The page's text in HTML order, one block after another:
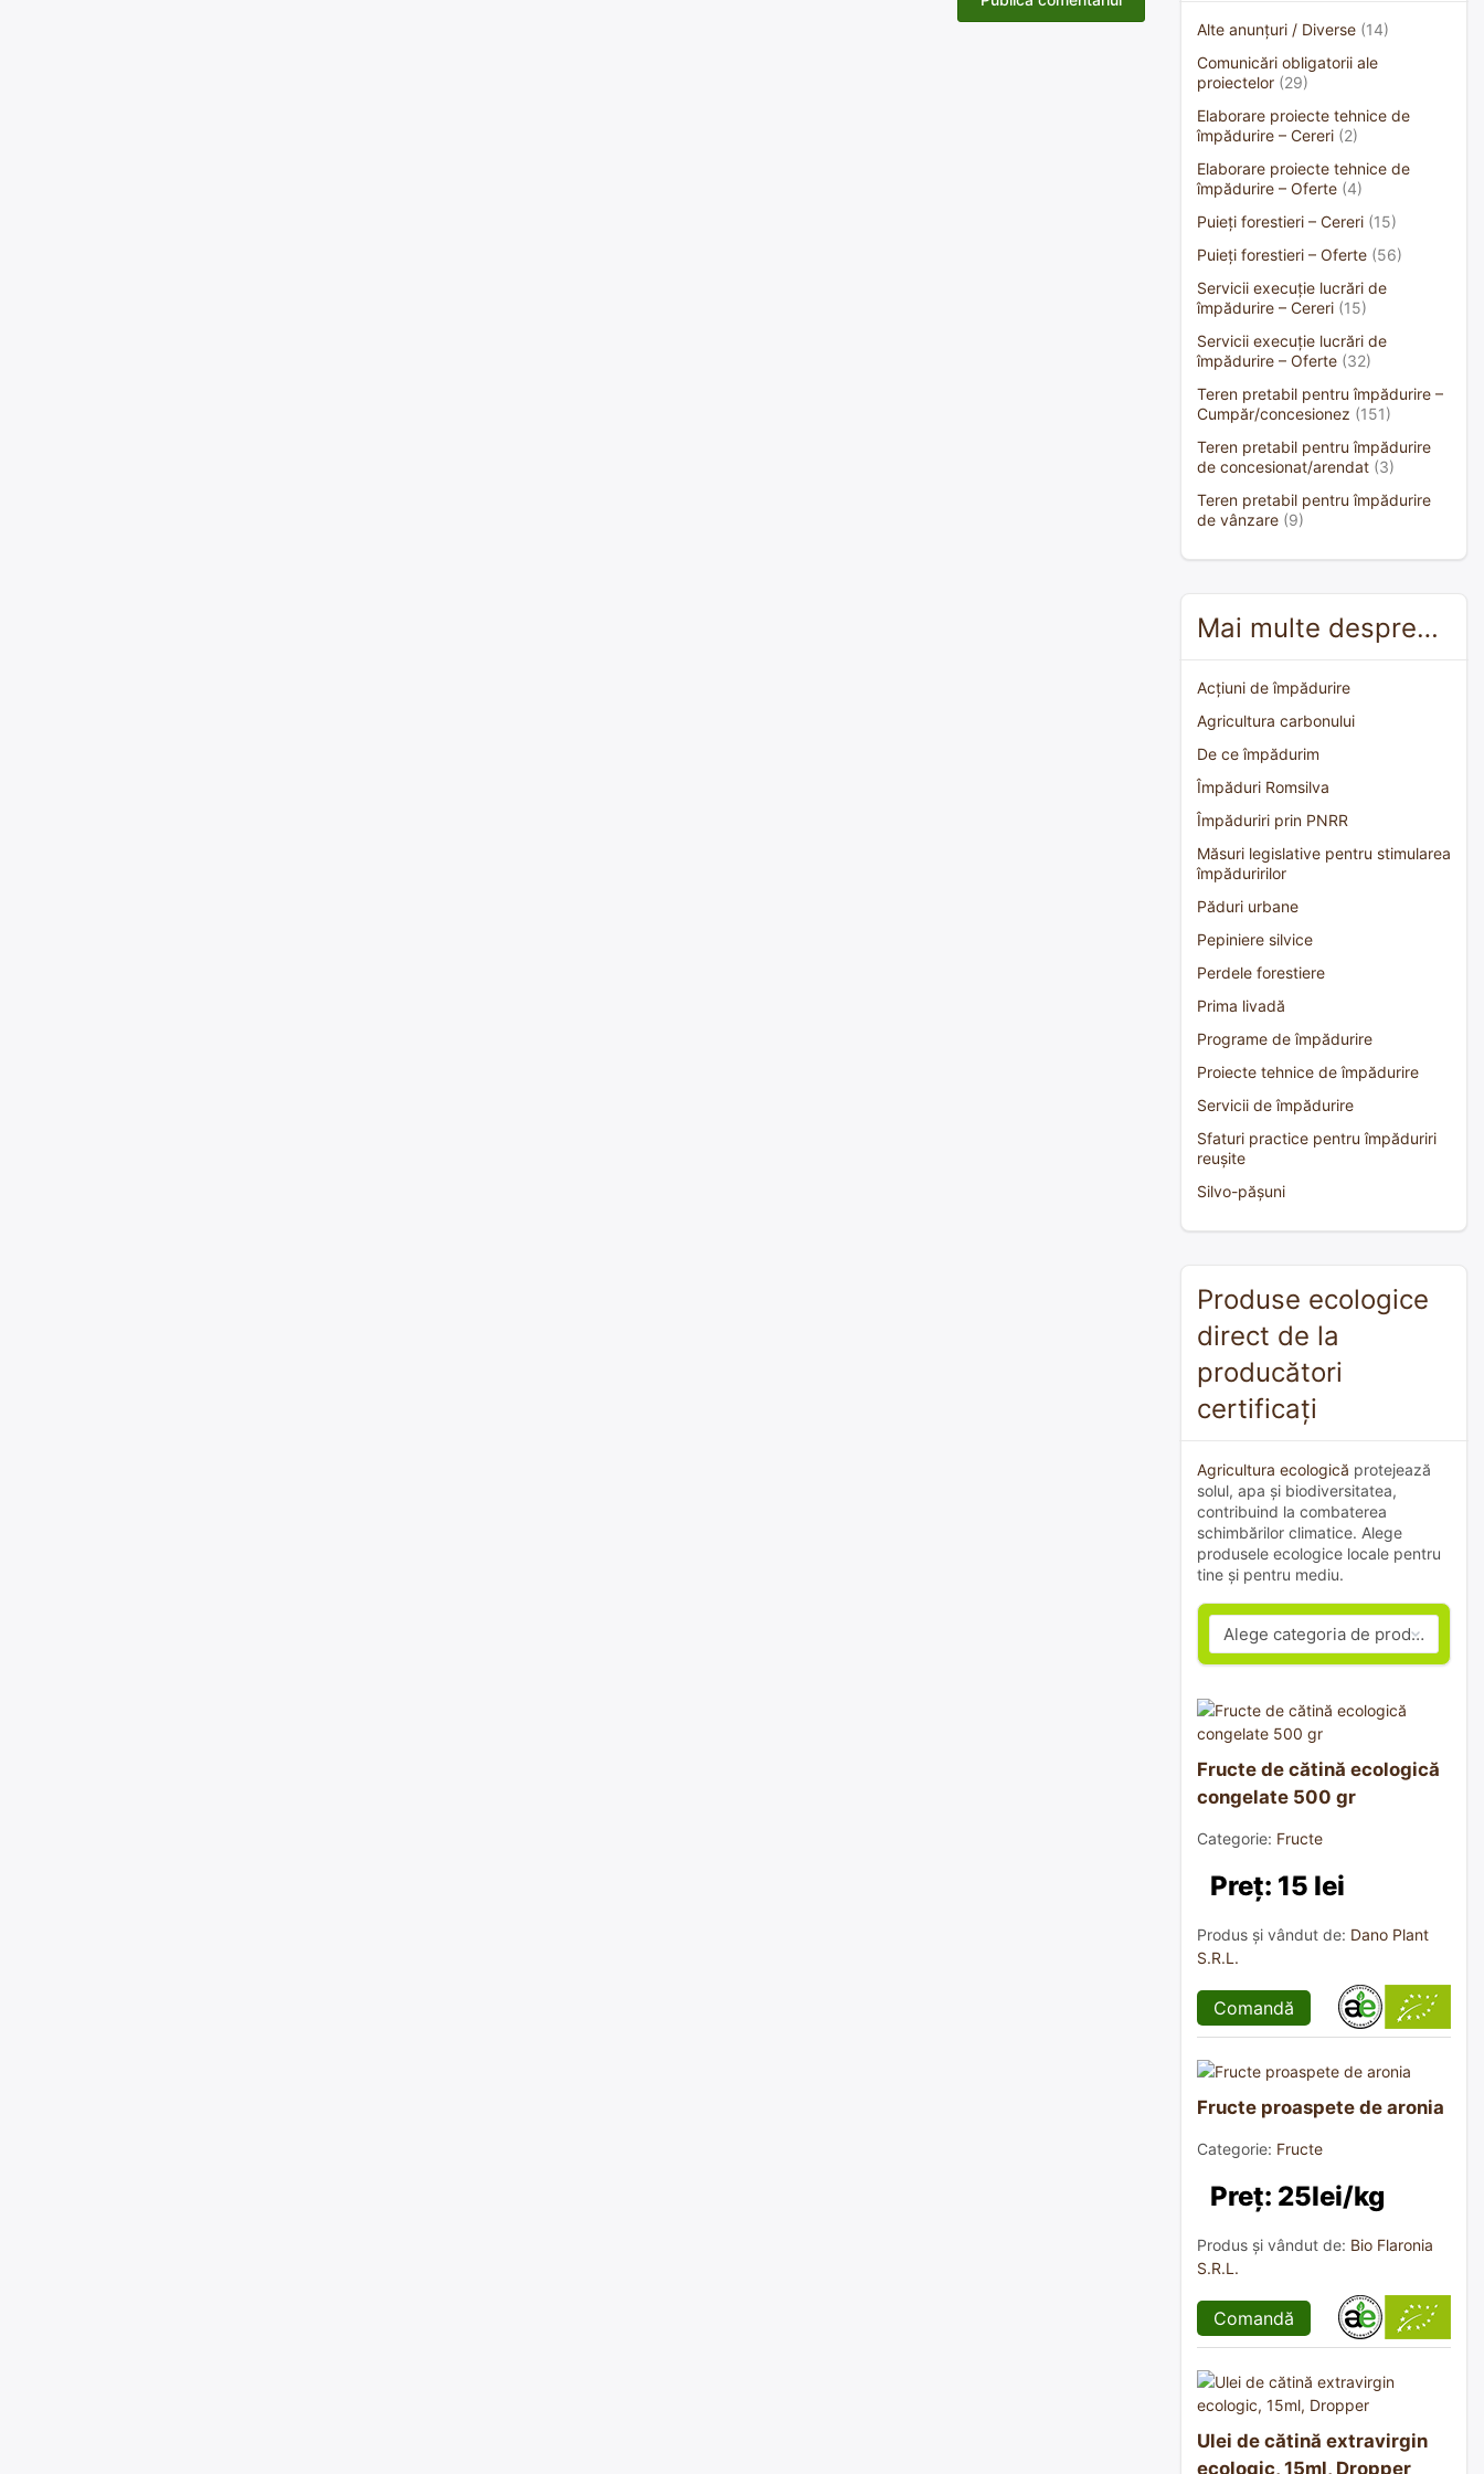
Alte anunțuri / Diverse (14)
Comunicări obligatorii ale
proiectelor (29)
Elaborare proiecte tehnice de
împădurire – Cereri (2)
Elaborare proiecte tehnice de
împădurire – Oferte (4)
Puieți forestieri – Cereri (15)
Puieți forestieri – Oferte (56)
Servicii execuție lucrări de
împădurire – Cereri (15)
Servicii execuție lucrări de
împădurire – Oferte (32)
Teren pretabil pentru împădurire –
Cumpăr/concesionez (151)
Teren pretabil pentru împădurire
de concesionat/arendat (3)
Teren pretabil pentru împădurire
de vânzare (9)
Mai multe despre…
Acțiuni de împădurire
Agricultura carbonului
De ce împădurim
Împăduri Romsilva
Împăduriri prin PNRR
Măsuri legislative pentru stimularea
împăduririlor
Păduri urbane
Pepiniere silvice
Perdele forestiere
Prima livadă
Programe de împădurire
Proiecte tehnice de împădurire
Servicii de împădurire
Sfaturi practice pentru împăduriri
reușite
Silvo-pășuni
Produse ecologice
direct de la
producători
certificați
Agricultura ecologică protejează
solul, apa și biodiversitatea,
contribuind la combaterea
schimbărilor climatice. Alege
produsele ecologice locale pentru
tine și pentru mediu.
Fructe de cătină ecologică
congelate 500 gr
Categorie: Fructe
Preț: 15 lei
Produs și vândut de: Dano Plant
S.R.L.
Comandă
Fructe proaspete de aronia
Categorie: Fructe
Preț: 25lei/kg
Produs și vândut de: Bio Flaronia
S.R.L.
Comandă
Ulei de cătină extravirgin
ecologic, 15ml, Dropper